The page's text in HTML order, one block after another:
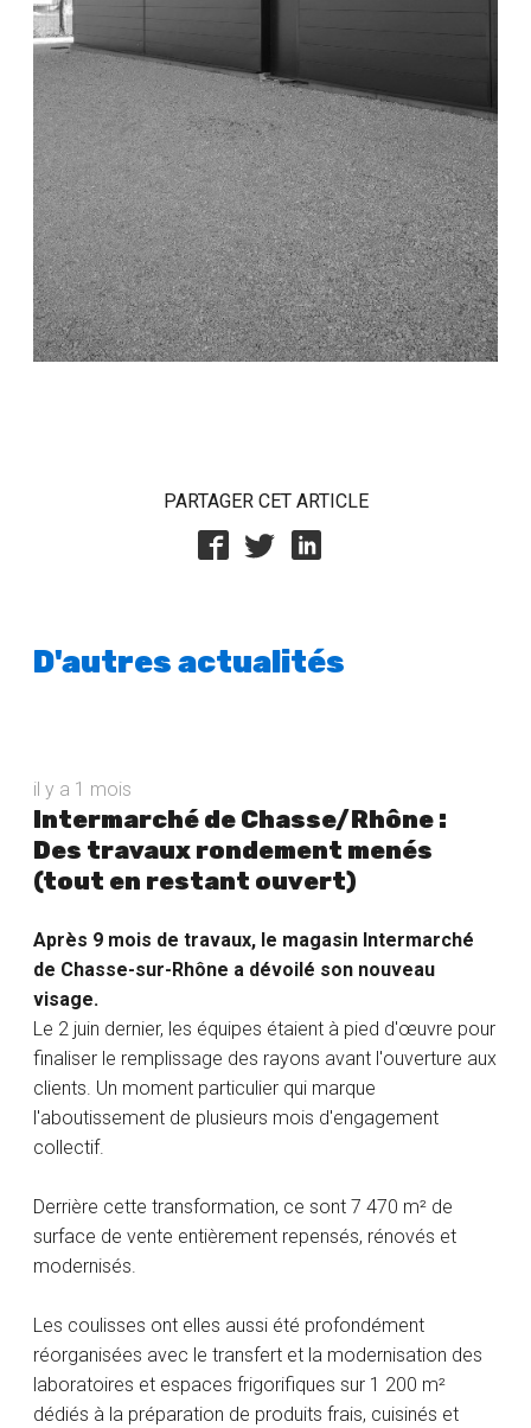
PARTAGER CET ARTICLE
D'autres actualités
il y a 1 mois
Intermarché de Chasse/Rhône :
Des travaux rondement menés
(tout en restant ouvert)
Après 9 mois de travaux, le magasin Intermarché
de Chasse-sur-Rhône a dévoilé son nouveau
visage.
Le 2 juin dernier, les équipes étaient à pied d'œuvre pour
finaliser le remplissage des rayons avant l'ouverture aux
clients. Un moment particulier qui marque
l'aboutissement de plusieurs mois d'engagement
collectif.
Derrière cette transformation, ce sont 7 470 m² de
surface de vente entièrement repensés, rénovés et
modernisés.
Les coulisses ont elles aussi été profondément
réorganisées avec le transfert et la modernisation des
laboratoires et espaces frigorifiques sur 1 200 m²
dédiés à la préparation de produits frais, cuisinés et